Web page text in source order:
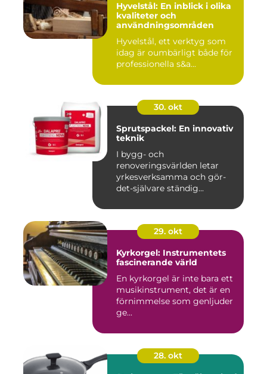
Hyvelstål: En inblick i olika
kvaliteter och
användningsområden
Hyvelstål, ett verktyg som
idag är oumbärligt både för
professionella s&a...
30. okt
Sprutspackel: En innovativ
teknik
I bygg- och
renoveringsvärlden letar
yrkesverksamma och gör-
det-självare ständig...
29. okt
Kyrkorgel: Instrumentets
fascinerande värld
En kyrkorgel är inte bara ett
musikinstrument, det är en
förnimmelse som genljuder
ge...
28. okt